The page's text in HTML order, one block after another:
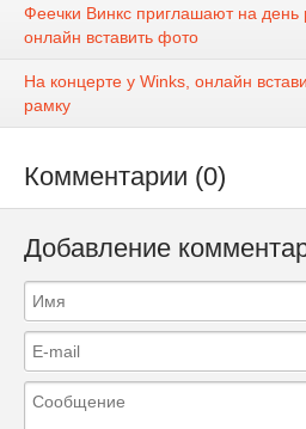
Феечки Винкс приглашают на день
онлайн вставить фото
На концерте у Winks, онлайн
рамку
Комментарии (0)
Добавление